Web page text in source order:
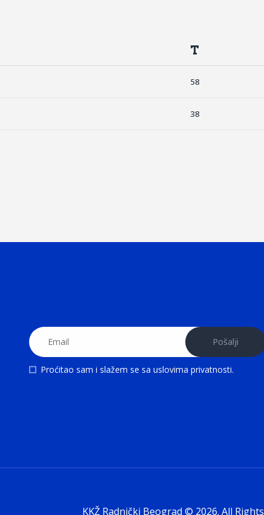
T
58
38
Proćitao sam i slažem se sauslovima privatnosti.
KKŽ Radnički Beograd © 2026. All Rights